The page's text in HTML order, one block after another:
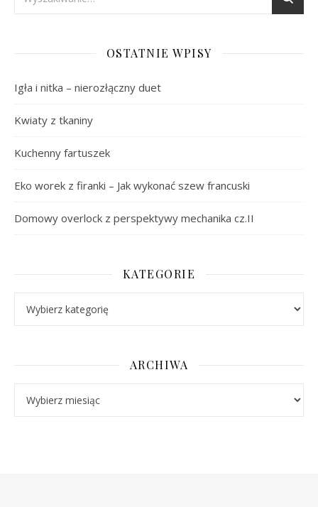
OSTATNIE WPISY
Igła i nitka – nierozłączny duet
Kwiaty z tkaniny
Kuchenny fartuszek
Eko worek z firanki – Jak wykonać szew francuski
Domowy overlock z perspektywy mechanika cz.II
KATEGORIE
ARCHIWA